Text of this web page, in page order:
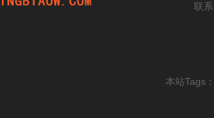
联
本站Tags